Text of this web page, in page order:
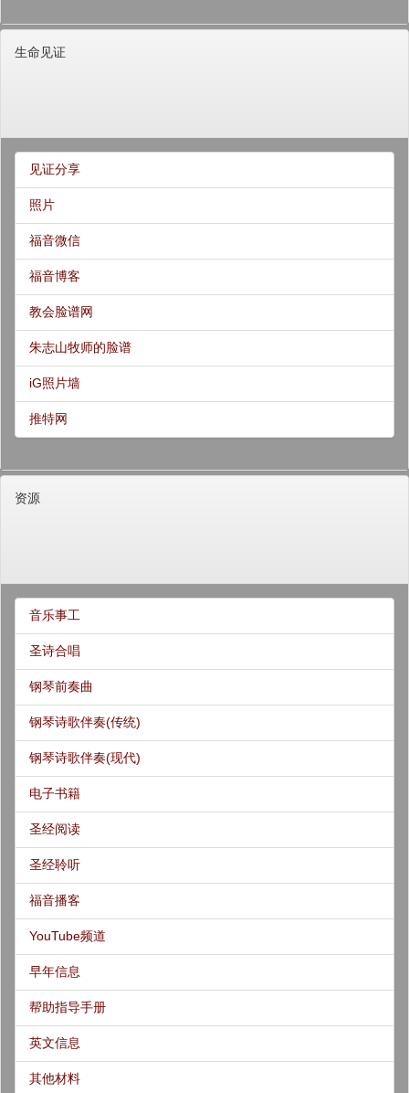
生命见证
见证分享
照片
福音微信
福音博客
教会脸谱网
朱志山牧师的脸谱
iG照片墙
推特网
资源
音乐事工
圣诗合唱
钢琴前奏曲
钢琴诗歌伴奏(传统)
钢琴诗歌伴奏(现代)
电子书籍
圣经阅读
圣经聆听
福音播客
YouTube频道
早年信息
帮助指导手册
英文信息
其他材料